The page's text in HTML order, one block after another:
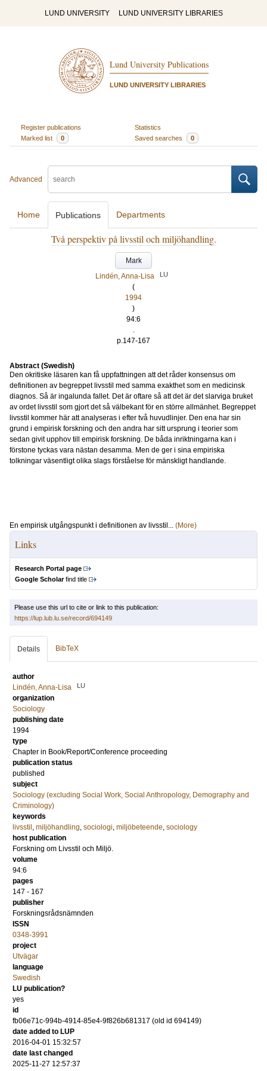
LUND UNIVERSITY LUND UNIVERSITY LIBRARIES
Lund University Publications
LUND UNIVERSITY LIBRARIES
Register publications
Statistics
Marked list
0 Saved searches 0
Advanced
Home Publications Departments
Två perspektiv på livsstil och miljöhandling.
Mark
Lindén, Anna-Lisa
LU
(
1994
)
94:6
.
p.147-167
Abstract (Swedish)
Den okritiske läsaren kan få uppfattningen att det råder konsensus om
definitionen av begreppet livsstil med samma exakthet som en medicinsk
diagnos. Så är ingalunda fallet. Det är oftare så att det är det slarviga bruket
av ordet livsstil som gjort det så välbekant för en större allmänhet. Begreppet
livsstil kommer här att analyseras i efter två huvudlinjer. Den ena har sin
grund i empirisk forskning och den andra har sitt ursprung i teorier som
sedan givit upphov till empirisk forskning. De båda inriktningarna kan i
förstone tyckas vara nästan desamma. Men de ger i sina empiriska
tolkningar väsentligt olika slags förståelse för mänskligt handlande.
En empirisk utgångspunkt i definitionen av livsstil... (More)
Links
Research Portal page
Google Scholarfind title
Please use this url to cite or link to this publication:
https://lup.lub.lu.se/record/694149
Details BibTeX
author
Lindén, Anna-Lisa
LU
organization
Sociology
publishing date
1994
type
Chapter in Book/Report/Conference proceeding
publication status
published
subject
Sociology (excluding Social Work, Social Anthropology, Demography and
Criminology)
keywords
livsstil , miljöhandling, sociologi, miljöbeteende, sociology
host publication
Forskning om Livsstil och Miljö.
volume
94:6
pages
147 - 167
publisher
Forskningsrådsnämnden
ISSN
0348-3991
project
Utvägar
language
Swedish
LU publication?
yes
id
fb06e71c-994b-4914-85e4-9f826b681317 (old id 694149)
date added to LUP
2016-04-01 15:32:57
date last changed
2025-11-27 12:57:37